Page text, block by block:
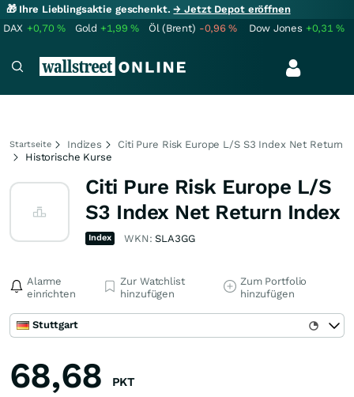
🎁 Ihre Lieblingsaktie geschenkt.→ Jetzt Depot eröffnen
DAX +0,70% Gold +1,99% Öl (Brent) -0,96% Dow Jones +0,31%
Startseite Indizes
Citi Pure Risk Europe L/S S3 Index Net Return
Historische Kurse
Citi Pure Risk Europe L/S
S3 Index Net Return Index
Index WKN:SLA3GG
Alarme
einrichten
Zur Watchlist
hinzufügen
Zum Portfolio
hinzufügen
Stuttgart
68,68 PKT